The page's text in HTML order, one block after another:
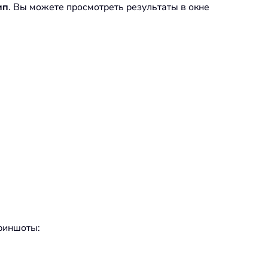
. Вы можете просмотреть результаты в окне